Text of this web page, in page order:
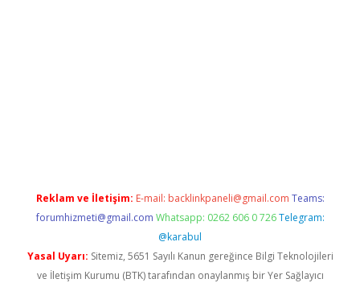
Reklam ve İletişim: E-mail: backlinkpaneli@gmail.com Teams:
forumhizmeti@gmail.com Whatsapp: 0262 606 0 726 Telegram:
@karabul
Yasal Uyarı: Sitemiz, 5651 Sayılı Kanun gereğince Bilgi Teknolojileri
ve İletişim Kurumu (BTK) tarafından onaylanmış bir Yer Sağlayıcı